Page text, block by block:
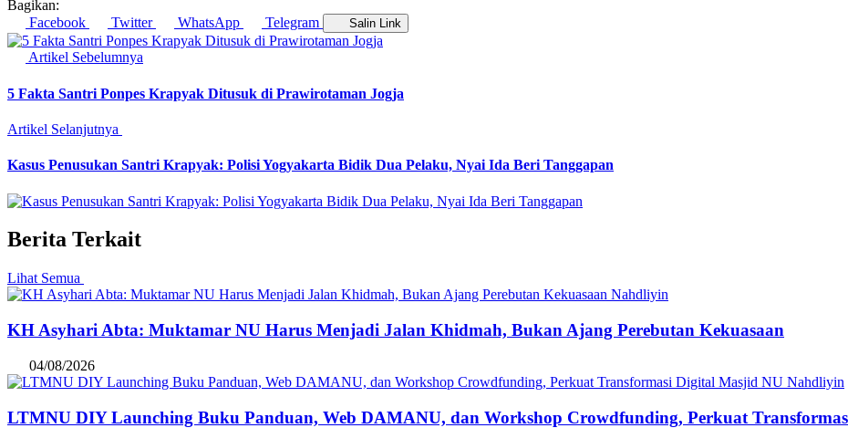
Bagikan:
Facebook
Twitter WhatsApp Telegram Salin Link
Artikel Sebelumnya
5 Fakta Santri Ponpes Krapyak Ditusuk di Prawirotaman Jogja
Artikel Selanjutnya
Kasus Penusukan Santri Krapyak: Polisi Yogyakarta Bidik Dua Pelaku, Nyai Ida Beri Tanggapan
Berita Terkait
Lihat Semua
Nahdliyin
KH Asyhari Abta: Muktamar NU Harus Menjadi Jalan Khidmah, Bukan Ajang Perebutan Kekuasaan
04/08/2026
Nahdliyin
LTMNU DIY Launching Buku Panduan, Web DAMANU, dan Workshop Crowdfunding, Perkuat